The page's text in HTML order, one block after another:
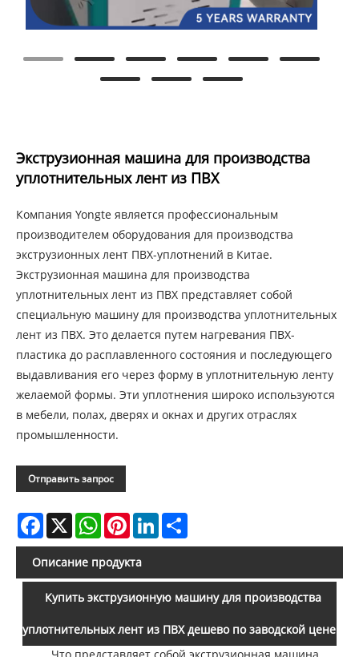
Экструзионная машина для производства
уплотнительных лент из ПВХ
Компания Yongte является профессиональным
производителем оборудования для производства
экструзионных лент ПВХ-уплотнений в Китае.
Экструзионная машина для производства
уплотнительных лент из ПВХ представляет собой
специальную машину для производства уплотнительных
лент из ПВХ. Это делается путем нагревания ПВХ-
пластика до расплавленного состояния и последующего
выдавливания его через форму в уплотнительную ленту
желаемой формы. Эти уплотнения широко используются
в мебели, полах, дверях и окнах и других отраслях
промышленности.
Отправить запрос
Facebook
X WhatsAppPinterestLinkedIn
Описание продукта
Купить экструзионную машину для производства
уплотнительных лент из ПВХ дешево по заводской цене